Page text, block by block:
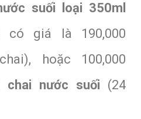
suối loại 350ml
có giá là 190,000
hoặc 100,000
chai nước suối (24